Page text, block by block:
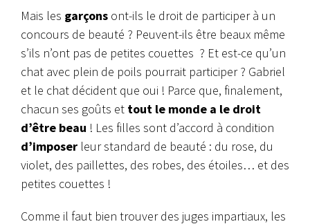
Mais les garçons ont-ils le droit de participer à un
concours de beauté ? Peuvent-ils être beaux même
s’ils n’ont pas de petites couettes ? Et est-ce qu’un
chat avec plein de poils pourrait participer ? Gabriel
et le chat décident que oui ! Parce que, finalement,
chacun ses goûts et tout le monde a le droit
d’être beau ! Les filles sont d’accord à condition
d’imposer leur standard de beauté : du rose, du
violet, des paillettes, des robes, des étoiles… et des
petites couettes !
Comme il faut bien trouver des juges impartiaux, les